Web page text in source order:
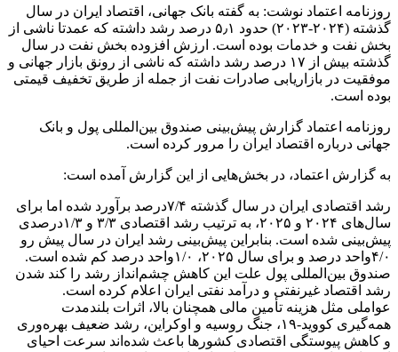
روزنامه اعتماد نوشت: به گفته بانک جهانی، اقتصاد ایران در سال
گذشته (۲۰۲۴-۲۰۲۳) حدود ۵٫۱ درصد رشد داشته که عمدتا ناشی از
بخش نفت و خدمات بوده است. ارزش افزوده بخش نفت در سال
گذشته بیش از ۱۷ درصد رشد داشته که ناشی از رونق بازار جهانی و
موفقیت در بازاریابی صادرات نفت از جمله از طریق تخفیف قیمتی
بوده است.
روزنامه اعتماد گزارش پیش‌بینی صندوق بین‌المللی پول و بانک
جهانی درباره اقتصاد ایران را مرور کرده است.
به گزارش اعتماد، در بخش‌هایی از این گزارش آمده است:
رشد اقتصادی ایران در سال گذشته ۷/۴درصد برآورد شده اما برای
سال‌های ۲۰۲۴ و ۲۰۲۵، به ترتیب رشد اقتصادی ۳/۳ و ۱/۳درصدی
پیش‌بینی شده است. بنابراین پیش‌بینی رشد ایران در سال پیش رو
۴/۰واحد درصد و برای سال ۲۰۲۵، ۱/۰واحد درصد کم شده است.
صندوق بین‌المللی پول علت این کاهش چشم‌انداز رشد را کند شدن
رشد اقتصاد غیرنفتی و درآمد نفتی ایران اعلام کرده است.
عواملی مثل هزینه تأمین مالی همچنان بالا، اثرات بلندمدت
همه‌گیری کووید-۱۹، جنگ روسیه و اوکراین، رشد ضعیف بهره‌وری
و کاهش پیوستگی اقتصادی کشورها باعث شده‌اند سرعت احیای